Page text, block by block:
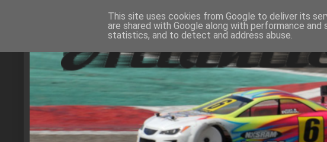
This site uses cookies from Google to deliver its
are shared with Google along with performance
statistics, and to detect and address abuse.